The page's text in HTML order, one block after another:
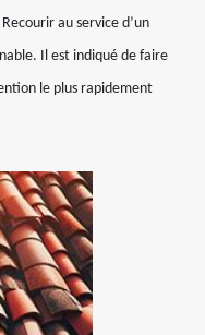
au service d’un
Il est indiqué de faire
le plus rapidement